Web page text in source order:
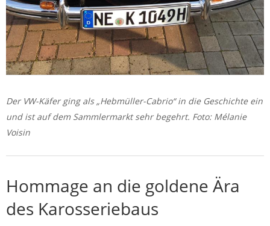
Der VW-Käfer ging als „Hebmüller-Cabrio“ in die Geschichte ein
und ist auf dem Sammlermarkt sehr begehrt. Foto: Mélanie
Voisin
Hommage an die goldene Ära
des Karosseriebaus